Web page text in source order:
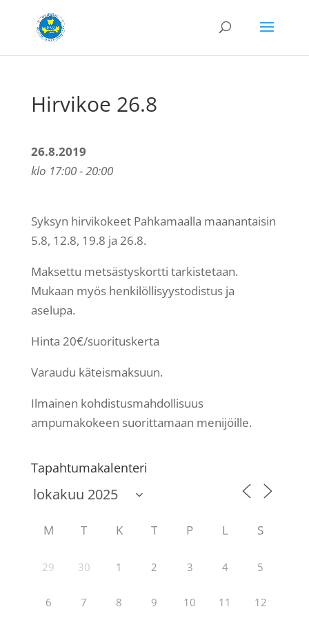
Hirvikoe 26.8
26.8.2019
klo 17:00 - 20:00
Syksyn hirvikokeet Pahkamaalla maanantaisin
5.8, 12.8, 19.8 ja 26.8.
Maksettu metsästyskortti tarkistetaan.
Mukaan myös henkilöllisyystodistus ja
aselupa.
Hinta 20€/suorituskerta
Varaudu käteismaksuun.
Ilmainen kohdistusmahdollisuus
ampumakokeen suorittamaan menijöille.
Tapahtumakalenteri
M T K T P L S
29 30 1 2 3 4 5
6 7 8 9 10 11 12